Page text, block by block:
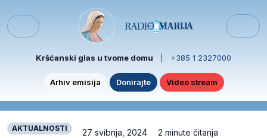
Menu
Kršćanski glas u tvome domu +385 1 2327000
Arhiv emisija Donirajte Video stream
AKTUALNOSTI 27 svibnja, 2024 2 minute čitanja